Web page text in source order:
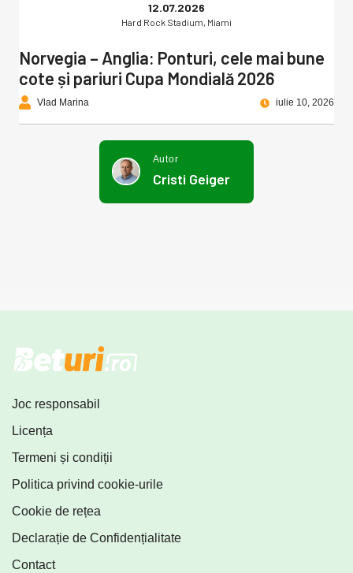
12.07.2026
Hard Rock Stadium, Miami
Norvegia – Anglia: Ponturi, cele mai bune
cote și pariuri Cupa Mondială 2026
Vlad Marina iulie 10, 2026
Autor
Cristi Geiger
Joc responsabil
Licența
Termeni și condiții
Politica privind cookie-urile
Cookie de rețea
Declarație de Confidențialitate
Contact